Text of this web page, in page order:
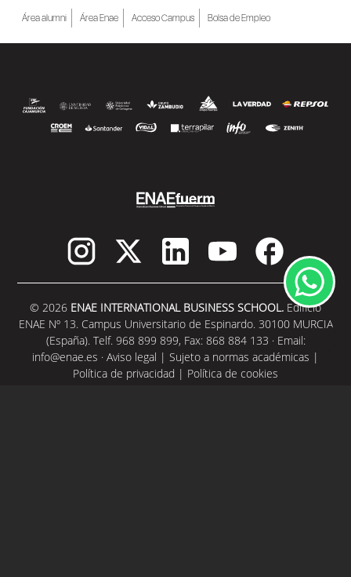
Área alumni Área Enae Acceso Campus Bolsa de Empleo
© 2026 ENAE INTERNATIONAL BUSINESS SCHOOL. Edificio
ENAE Nº 13. Campus Universitario de Espinardo. 30100 MURCIA
(España). Telf. 968 899 899, Fax: 868 884 133 · Email:
info@enae.es · Aviso legal | Sujeto a normas académicas |
Política de privacidad | Política de cookies